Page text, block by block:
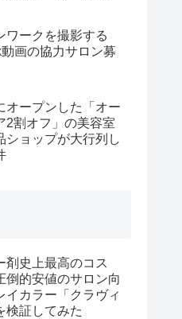
ワークを撮影する
画の協力サロン募
オープンした「オー
2割オフ」の美容室
ショップが大行列し
剤史上最高のコス
倒的安値のサロン向
イカラー「クラヴィ
検証してみた